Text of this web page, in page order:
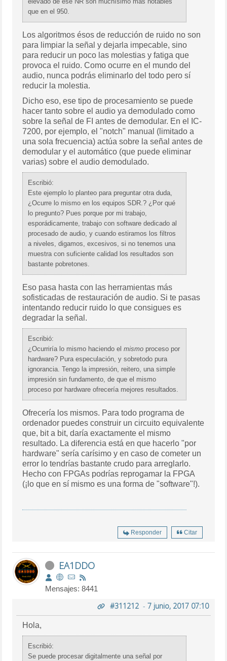
que en el 950.
Los algoritmos ésos de reducción de ruido no son
para limpiar la señal y dejarla impecable, sino
para reducir un poco las molestias y fatiga que
provoca el ruido. Como ocurre en el mundo del
audio, nunca podrás eliminarlo del todo pero sí
reducir la molestia.
Dicho eso, ese tipo de procesamiento se puede
hacer tanto sobre el audio ya demodulado como
sobre la señal de FI antes de demodular. En el IC-
7200, por ejemplo, el "notch" manual (limitado a
una sola frecuencia) actúa sobre la señal antes de
demodular y el automático (que puede eliminar
varias) sobre el audio demodulado.
Escribió:
Este ejemplo lo planteo para preguntar otra duda,
¿Ocurre lo mismo en los equipos SDR.? ¿Por qué
lo pregunto? Pues porque por mi trabajo,
esporádicamente, trabajo con software dedicado al
procesado de audio, y cuando estiramos los filtros
a niveles, digamos, excesivos, si no tenemos una
muestra con suficiente calidad los resultados son
bastante pobretones.
Eso pasa hasta con las herramientas más
sofisticadas de restauración de audio. Si te pasas
intentando reducir ruido lo que consigues es
degradar la señal.
Escribió:
¿Ocurriría lo mismo haciendo elmismo
hardware? Pura especulación, y sobretodo pura
ignorancia. Tengo la impresión, reitero, una simple
impresión sin fundamento, de que el mismo
proceso por hardware ofrecería mejores resultados.
Ofrecería los mismos. Para todo programa de
ordenador puedes construir un circuito equivalente
que, bit a bit, daría exactamente el mismo
resultado. La diferencia está en que hacerlo "por
hardware" sería carísimo y en caso de cometer un
error lo tendrías bastante crudo para arreglarlo.
Hecho con FPGAs podrías reprogamar la FPGA
(¡lo que en sí mismo es una forma de "software"!).
Responder Citar
EA1DDO
Mensajes: 8441
#311212- 7 junio, 2017 07:10
Hola,
Escribió:
Se puede procesar digitalmente una señal por